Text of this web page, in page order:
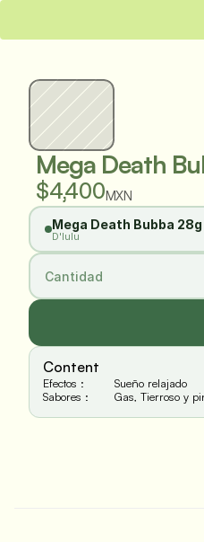
Mega Death
$4,400MXN
Mega Death Bubba 28g
D'lulu
Cantidad
Content
Efectos :
Sueño relajado
Sabores :
Gas, Tierroso y